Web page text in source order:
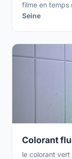
filme en temps
Seine
Colorant
le colorant